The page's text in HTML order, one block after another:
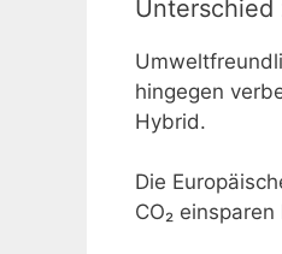
Unterschied
hingegen
Hybrid.
Die
CO₂